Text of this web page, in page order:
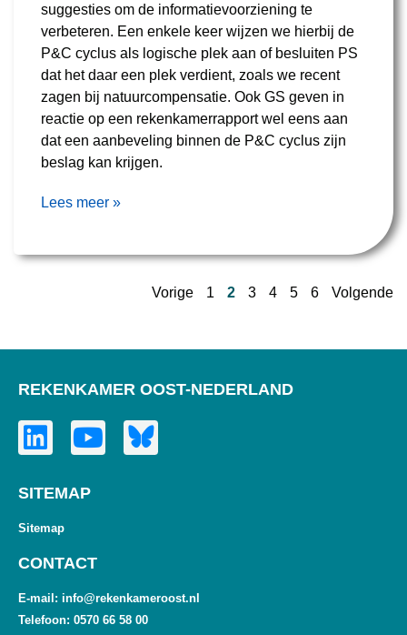
suggesties om de informatievoorziening te
verbeteren. Een enkele keer wijzen we hierbij de
P&C cyclus als logische plek aan of besluiten PS
dat het daar een plek verdient, zoals we recent
zagen bij natuurcompensatie. Ook GS geven in
reactie op een rekenkamerrapport wel eens aan
dat een aanbeveling binnen de P&C cyclus zijn
beslag kan krijgen.
Lees meer »
Vorige 1 2 3 4 5 6 Volgende
REKENKAMER OOST-NEDERLAND
SITEMAP
Sitemap
CONTACT
E-mail: info@rekenkameroost.nl
Telefoon: 0570 66 58 00